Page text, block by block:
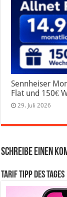
Sennheiser
Flat und 150€
29. Juli 2026
Schreibe einen
Tarif Tipp des Tages